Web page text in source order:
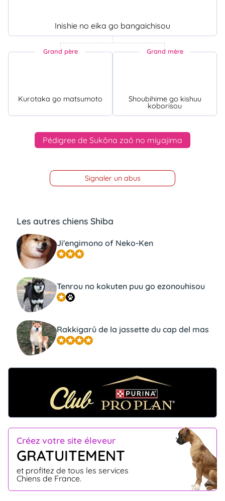
Inishie no eika go bangaichisou
Grand père
Kurotaka go matsumoto
Grand mère
Shoubihime go kishuu
koborisou
Pédigree de Sukôna zaô no miyajima
Signaler un abus
Créez votre site éleveur
GRATUITEMENT
et profitez de tous les services
Chiens de France.
Les autres chiens Shiba
Ji'engimono of Neko-Ken
Tenrou no kokuten puu go ezonouhisou
Rakkigarû de la jassette du cap del mas